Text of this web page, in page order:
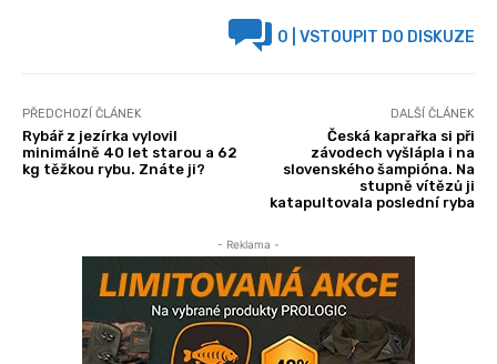
0 | VSTOUPIT DO DISKUZE
PŘEDCHOZÍ ČLÁNEK
Rybář z jezírka vylovil
minimálně 40 let starou a 62
kg těžkou rybu. Znáte ji?
DALŠÍ ČLÁNEK
Česká kaprařka si při
závodech vyšlápla i na
slovenského šampióna. Na
stupně vítězů ji
katapultovala poslední ryba
- Reklama -